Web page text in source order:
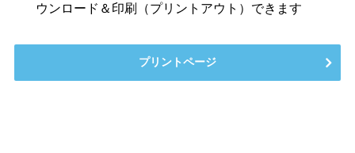
ウンロード＆印刷（プリントアウト）できます
プリントページ